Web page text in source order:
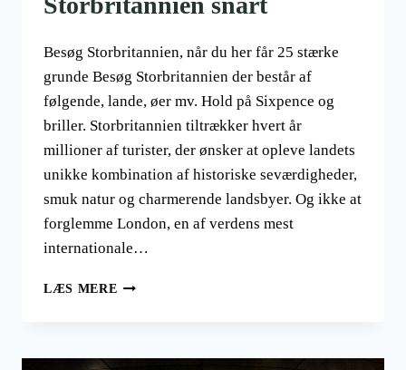
Besøg Storbritannien, når du her får 25 stærke
grunde Besøg Storbritannien der består af
følgende, lande, øer mv. Hold på Sixpence og
briller. Storbritannien tiltrækker hvert år
millioner af turister, der ønsker at opleve landets
unikke kombination af historiske seværdigheder,
smuk natur og charmerende landsbyer. Og ikke at
forglemme London, en af verdens mest
internationale…
LÆS MERE 25
AT